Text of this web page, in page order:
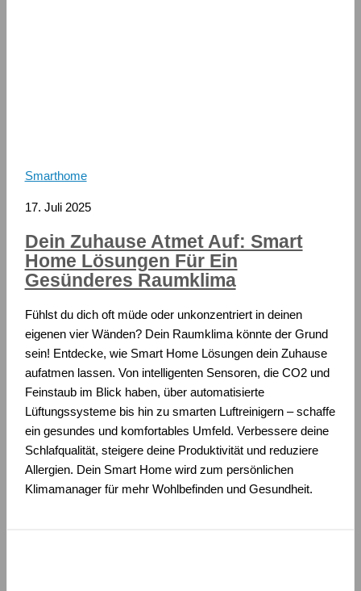
Smarthome
17. Juli 2025
Dein Zuhause Atmet Auf: Smart
Home Lösungen Für Ein
Gesünderes Raumklima
Fühlst du dich oft müde oder unkonzentriert in deinen
eigenen vier Wänden? Dein Raumklima könnte der Grund
sein! Entdecke, wie Smart Home Lösungen dein Zuhause
aufatmen lassen. Von intelligenten Sensoren, die CO2 und
Feinstaub im Blick haben, über automatisierte
Lüftungssysteme bis hin zu smarten Luftreinigern – schaffe
ein gesundes und komfortables Umfeld. Verbessere deine
Schlafqualität, steigere deine Produktivität und reduziere
Allergien. Dein Smart Home wird zum persönlichen
Klimamanager für mehr Wohlbefinden und Gesundheit.